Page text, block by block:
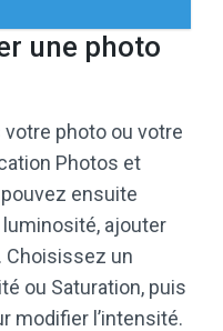
une photo
photo ou votre
Photos et
ensuite
luminosité, ajouter
Choisissez un
ou Saturation, puis
modifier l’intensité.